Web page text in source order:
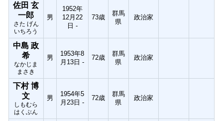
佐田 玄
一郎
さた げん
いちろう
男
1952年
12月22
日 -
73歳
群馬
県
政治家
中島 政
希
なかじま
まさき
男
1953年8
月13日 -
72歳
群馬
県
政治家
下村 博
文
しもむら
はくぶん
男
1954年5
月23日 -
72歳
群馬
県
政治家